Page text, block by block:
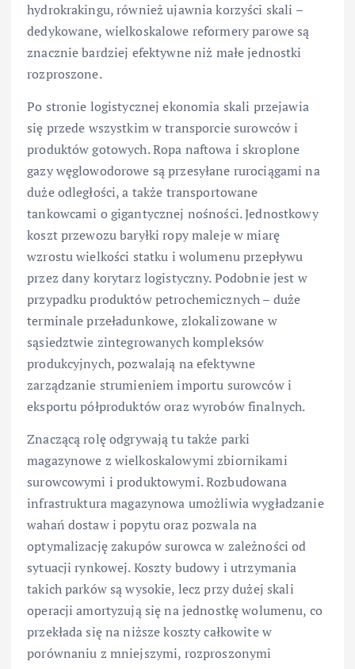
hydrokrakingu, również ujawnia korzyści skali –
dedykowane, wielkoskalowe reformery parowe są
znacznie bardziej efektywne niż małe jednostki
rozproszone.
Po stronie logistycznej ekonomia skali przejawia
się przede wszystkim w transporcie surowców i
produktów gotowych. Ropa naftowa i skroplone
gazy węglowodorowe są przesyłane rurociągami na
duże odległości, a także transportowane
tankowcami o gigantycznej nośności. Jednostkowy
koszt przewozu baryłki ropy maleje w miarę
wzrostu wielkości statku i wolumenu przepływu
przez dany korytarz logistyczny. Podobnie jest w
przypadku produktów petrochemicznych – duże
terminale przeładunkowe, zlokalizowane w
sąsiedztwie zintegrowanych kompleksów
produkcyjnych, pozwalają na efektywne
zarządzanie strumieniem importu surowców i
eksportu półproduktów oraz wyrobów finalnych.
Znaczącą rolę odgrywają tu także parki
magazynowe z wielkoskalowymi zbiornikami
surowcowymi i produktowymi. Rozbudowana
infrastruktura magazynowa umożliwia wygładzanie
wahań dostaw i popytu oraz pozwala na
optymalizację zakupów surowca w zależności od
sytuacji rynkowej. Koszty budowy i utrzymania
takich parków są wysokie, lecz przy dużej skali
operacji amortyzują się na jednostkę wolumenu, co
przekłada się na niższe koszty całkowite w
porównaniu z mniejszymi, rozproszonymi